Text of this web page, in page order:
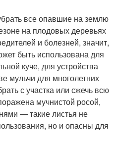
все опавшие на землю
на плодовых деревьях
и болезней, значит,
быть использована для
куче, для устройства
мульчи для многолетних
с участка или сжечь всю
мучнистой росой,
— такие листья не
но и опасны для